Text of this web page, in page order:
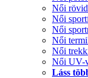
Női
Női
Női
Női
Női
Női UV-
Láss